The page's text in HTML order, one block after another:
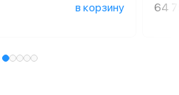
в корзину
64